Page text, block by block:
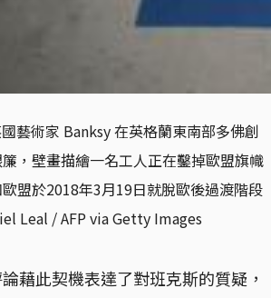
藝術家 Banksy 在英格蘭東南部多佛創
，壁畫描繪一名工人正在鑿掉歐盟旗幟
盟於2018年3月19日就脫歐後過渡階段
Leal / AFP via Getty Images
藉此契機表達了對班克斯的質疑，